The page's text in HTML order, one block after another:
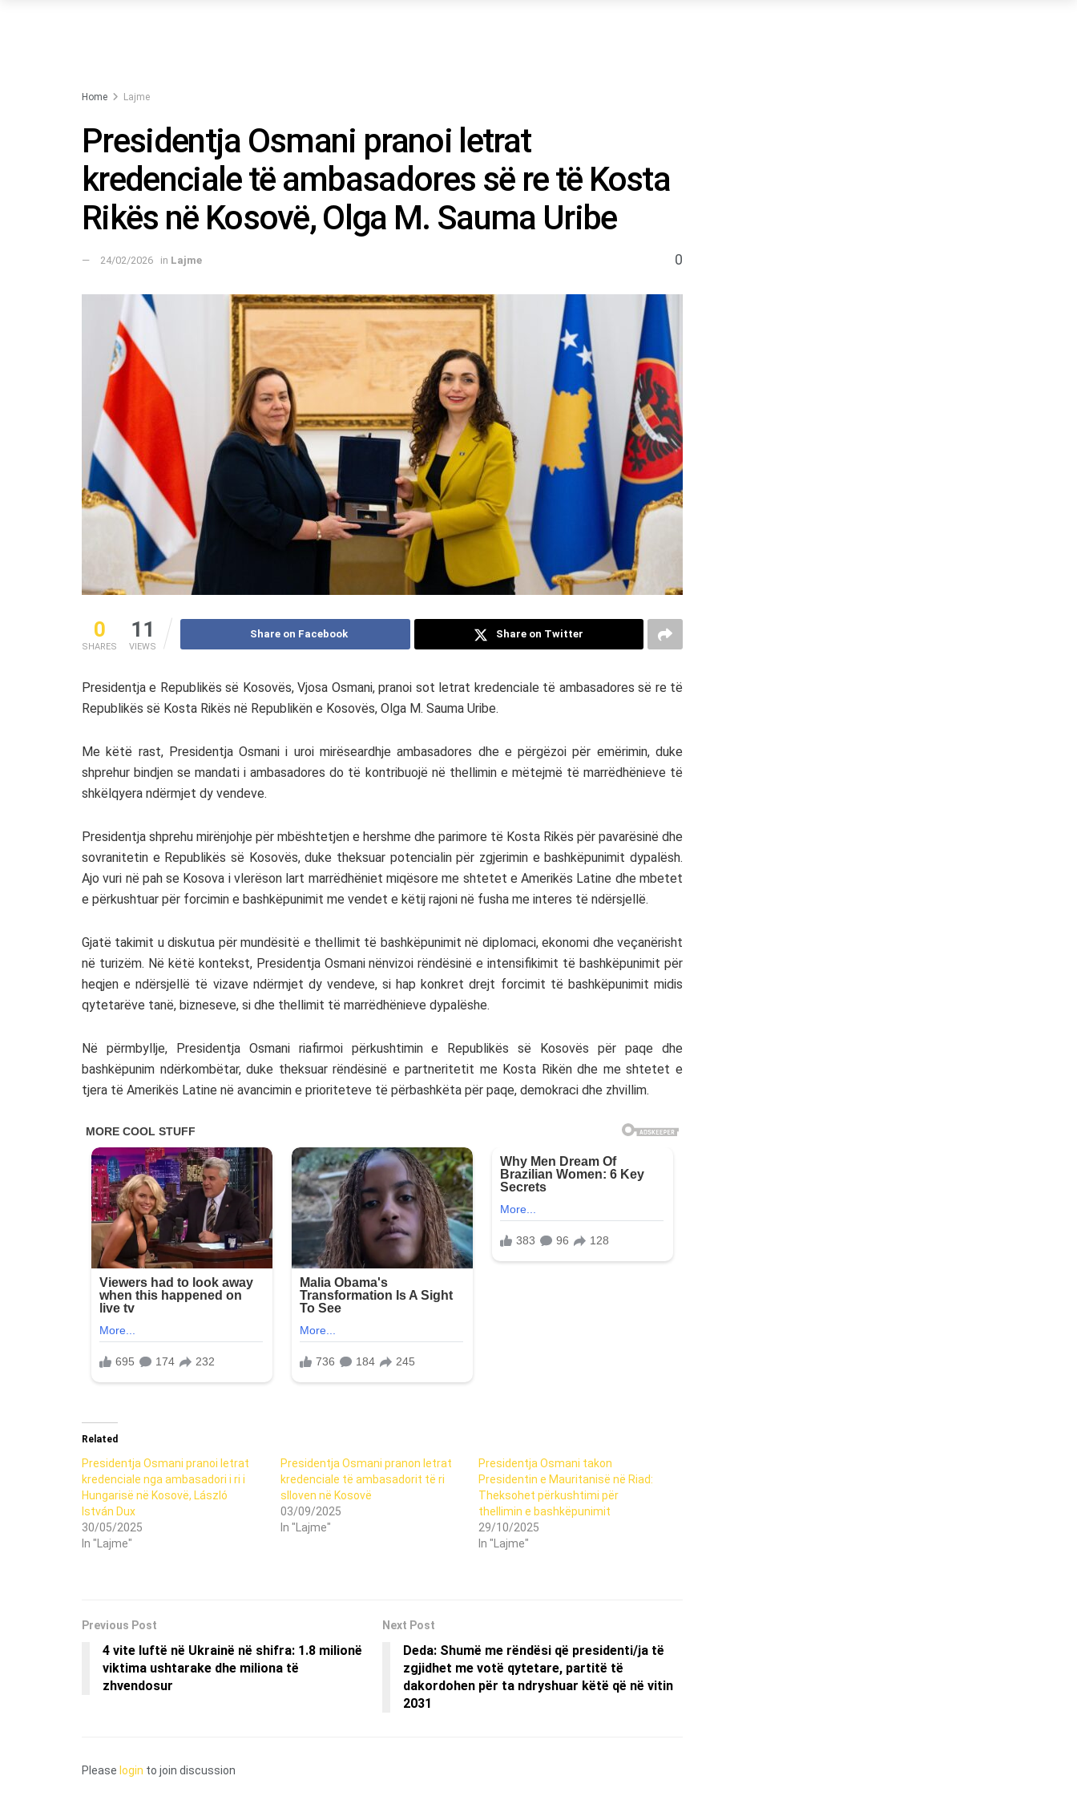
Home Lajme
Presidentja Osmani pranoi letrat
kredenciale të ambasadores së re të Kosta
Rikës në Kosovë, Olga M. Sauma Uribe
24/02/2026 in Lajme 0
0
SHARES
11
VIEWS
Share on Facebook Share on Twitter
Presidentja e Republikës së Kosovës, Vjosa Osmani, pranoi sot letrat kredenciale të ambasadores së re të
Republikës së Kosta Rikës në Republikën e Kosovës, Olga M. Sauma Uribe.
Me këtë rast, Presidentja Osmani i uroi mirëseardhje ambasadores dhe e përgëzoi për emërimin, duke
shprehur bindjen se mandati i ambasadores do të kontribuojë në thellimin e mëtejmë të marrëdhënieve të
shkëlqyera ndërmjet dy vendeve.
Presidentja shprehu mirënjohje për mbështetjen e hershme dhe parimore të Kosta Rikës për pavarësinë dhe
sovranitetin e Republikës së Kosovës, duke theksuar potencialin për zgjerimin e bashkëpunimit dypalësh.
Ajo vuri në pah se Kosova i vlerëson lart marrëdhëniet miqësore me shtetet e Amerikës Latine dhe mbetet
e përkushtuar për forcimin e bashkëpunimit me vendet e këtij rajoni në fusha me interes të ndërsjellë.
Gjatë takimit u diskutua për mundësitë e thellimit të bashkëpunimit në diplomaci, ekonomi dhe veçanërisht
në turizëm. Në këtë kontekst, Presidentja Osmani nënvizoi rëndësinë e intensifikimit të bashkëpunimit për
heqjen e ndërsjellë të vizave ndërmjet dy vendeve, si hap konkret drejt forcimit të bashkëpunimit midis
qytetarëve tanë, bizneseve, si dhe thellimit të marrëdhënieve dypalëshe.
Në përmbyllje, Presidentja Osmani riafirmoi përkushtimin e Republikës së Kosovës për paqe dhe
bashkëpunim ndërkombëtar, duke theksuar rëndësinë e partneritetit me Kosta Rikën dhe me shtetet e
tjera të Amerikës Latine në avancimin e prioriteteve të përbashkëta për paqe, demokraci dhe zhvillim.
Related
Presidentja Osmani pranoi letrat
kredenciale nga ambasadori i ri i
Hungarisë në Kosovë, László
István Dux
30/05/2025
In "Lajme"
Presidentja Osmani pranon letrat
kredenciale të ambasadorit të ri
slloven në Kosovë
03/09/2025
In "Lajme"
Presidentja Osmani takon
Presidentin e Mauritanisë në Riad:
Theksohet përkushtimi për
thellimin e bashkëpunimit
29/10/2025
In "Lajme"
Previous Post
4 vite luftë në Ukrainë në shifra: 1.8 milionë
viktima ushtarake dhe miliona të
zhvendosur
Next Post
Deda: Shumë me rëndësi që presidenti/ja të
zgjidhet me votë qytetare, partitë të
dakordohen për ta ndryshuar këtë që në vitin
2031
Please login to join discussion